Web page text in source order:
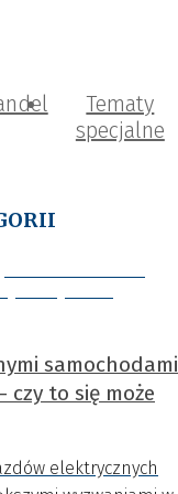
Tematy
specjalne
samochodami
czy to się może
elektrycznych